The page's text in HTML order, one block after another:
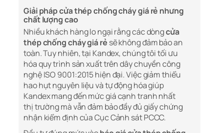
Giải pháp cửa thép chống cháy giá rẻ nhưng
chất lượng cao
Nhiều khách hàng lo ngại rằng các dòngcửa
thép chống cháy giá rẻ sẽ không đảm bảo an
toàn. Tuy nhiên, tại Kandex, chúng tôi tối ưu
hóa quy trình sản xuất trên dây chuyền công
nghệ ISO 9001:2015 hiện đại. Việc giảm thiểu
hao hụt nguyên liệu và tự động hóa giúp
Kandex mang đến mức giá cạnh tranh nhất
thị trường mà vẫn đảm bảo đầy đủ giấy chứng
nhận kiểm định của Cục Cảnh sát PCCC.